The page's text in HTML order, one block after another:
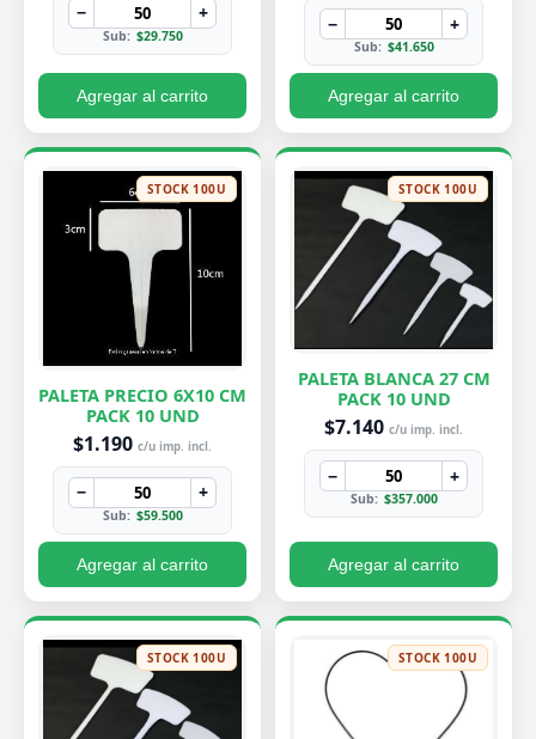
− +
Sub: $29.750
Agregar al carrito
− +
Sub: $41.650
Agregar al carrito
STOCK 100U
PALETA PRECIO 6X10 CM
PACK 10 UND
$1.190 c/u imp. incl.
− +
Sub: $59.500
Agregar al carrito
STOCK 100U
PALETA BLANCA 27 CM
PACK 10 UND
$7.140 c/u imp. incl.
− +
Sub: $357.000
Agregar al carrito
STOCK 100U STOCK 100U